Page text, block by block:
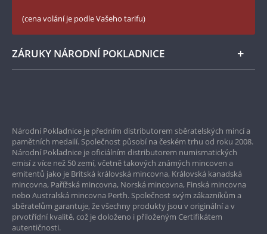
LinkedIn Národní Pokladnice
Instagram Národní Pokladnice
(cena volání je podle Vašeho tarifu)
ZÁRUKY NÁRODNÍ POKLADNICE
Garance nejvyšší kvality
Pouze originální produkty
Národní Pokladnice je předním distributorem sběratelských mincí a
pamětních medailí. Společnost působí na českém trhu od roku 2008.
Národní Pokladnice je oficiálním distributorem numismatických
emisí z více než 50 zemí, včetně takových známých mincoven a
emitentů jako je Britská královská mincovna, Královská kanadská
mincovna, Pařížská mincovna, Norská mincovna, Finská mincovna
nebo Australská mincovna Perth. Společnost svým zákazníkům a
sběratelům garantuje, že všechny produkty jsou v originální a v
prvotřídní kvalitě, což je doloženo i přiloženým Certifikátem
autentičnosti.